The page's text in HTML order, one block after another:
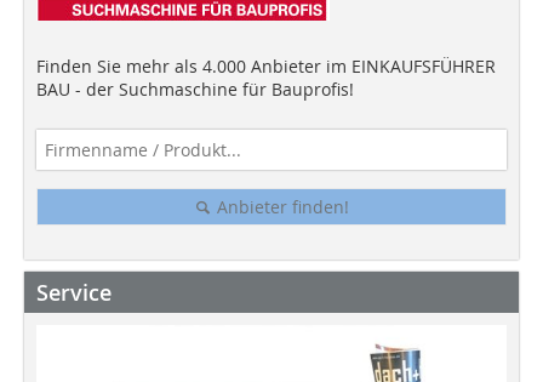
Finden Sie mehr als 4.000 Anbieter im EINKAUFSFÜHRER
BAU - der Suchmaschine für Bauprofis!
Anbieter finden!
Service